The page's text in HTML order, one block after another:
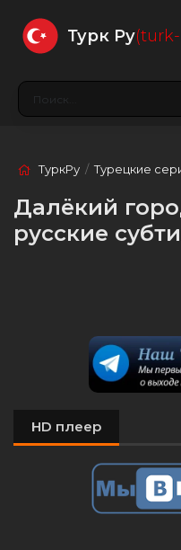
Турк Ру(turk-
ТуркРу /Турецкие
Далёкий
русские
HD плеер